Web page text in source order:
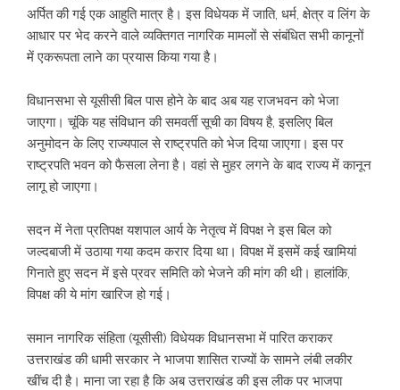
अर्पित की गई एक आहुति मात्र है। इस विधेयक में जाति, धर्म, क्षेत्र व लिंग के
आधार पर भेद करने वाले व्यक्तिगत नागरिक मामलों से संबंधित सभी कानूनों
में एकरूपता लाने का प्रयास किया गया है।
विधानसभा से यूसीसी बिल पास होने के बाद अब यह राजभवन को भेजा
जाएगा। चूंकि यह संविधान की समवर्ती सूची का विषय है, इसलिए बिल
अनुमोदन के लिए राज्यपाल से राष्ट्रपति को भेज दिया जाएगा। इस पर
राष्ट्रपति भवन को फैसला लेना है। वहां से मुहर लगने के बाद राज्य में कानून
लागू हो जाएगा।
सदन में नेता प्रतिपक्ष यशपाल आर्य के नेतृत्व में विपक्ष ने इस बिल को
जल्दबाजी में उठाया गया कदम करार दिया था। विपक्ष में इसमें कई खामियां
गिनाते हुए सदन में इसे प्रवर समिति को भेजने की मांग की थी। हालांकि,
विपक्ष की ये मांग खारिज हो गई।
समान नागरिक संहिता (यूसीसी) विधेयक विधानसभा में पारित कराकर
उत्तराखंड की धामी सरकार ने भाजपा शासित राज्यों के सामने लंबी लकीर
खींच दी है। माना जा रहा है कि अब उत्तराखंड की इस लीक पर भाजपा